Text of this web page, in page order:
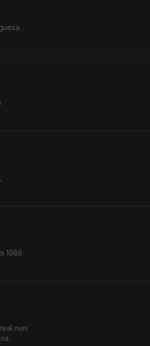
1986
num